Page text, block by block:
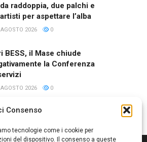
Consenso
tecnologie come i cookie per
del dispositivo. Il consenso a queste
raddoppia, due palchi e
per aspettare l’alba
2026 0
BESS, il Mase chiude
la Conferenza
2026 0